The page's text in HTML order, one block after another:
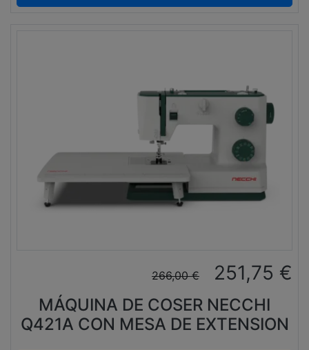
266,00 € 251,75 €
MÁQUINA DE COSER NECCHI
Q421A CON MESA DE EXTENSION